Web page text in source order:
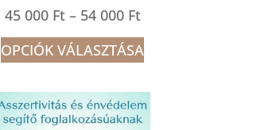
45 000 Ft – 54 000 FtÁrtartomány:
45
000 Ft
-
54
OPCIÓK VÁLASZTÁSA